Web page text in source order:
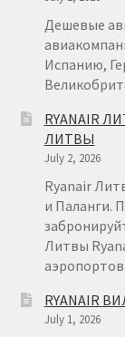
Дешевые
Испанию,
RYANAIR
ЛИТВЫ
July 2, 2026
Ryanair
и Паланги.
Литвы
RYANAIR
July 1, 2026